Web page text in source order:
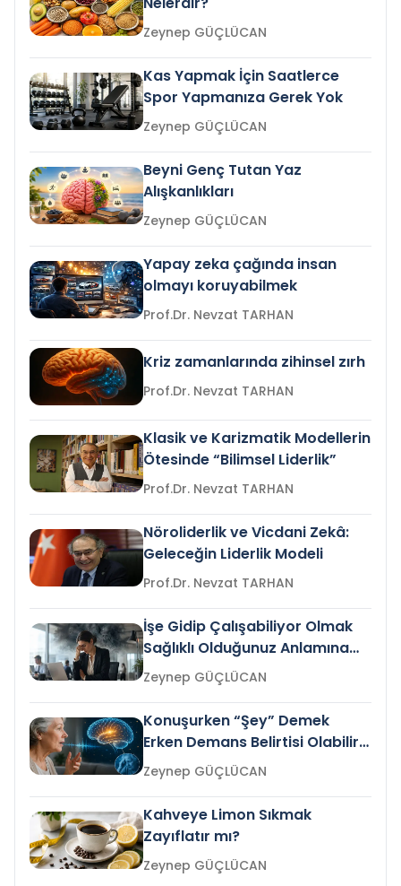
Zeynep GÜÇLÜCAN
Kas Yapmak İçin Saatlerce
Spor Yapmanıza Gerek Yok
Zeynep GÜÇLÜCAN
Beyni Genç Tutan Yaz
Alışkanlıkları
Zeynep GÜÇLÜCAN
Yapay zeka çağında insan
olmayı koruyabilmek
Prof.Dr. Nevzat TARHAN
Kriz zamanlarında zihinsel zırh
Prof.Dr. Nevzat TARHAN
Klasik ve Karizmatik Modellerin
Ötesinde “Bilimsel Liderlik”
Prof.Dr. Nevzat TARHAN
Nöroliderlik ve Vicdani Zekâ:
Geleceğin Liderlik Modeli
Prof.Dr. Nevzat TARHAN
İşe Gidip Çalışabiliyor Olmak
Sağlıklı Olduğunuz Anlamına
Gelir mi?Zeynep GÜÇLÜCAN
Konuşurken “Şey” Demek
Erken Demans Belirtisi Olabilir
mi?
Zeynep GÜÇLÜCAN
Kahveye Limon Sıkmak
Zayıflatır mı?
Zeynep GÜÇLÜCAN